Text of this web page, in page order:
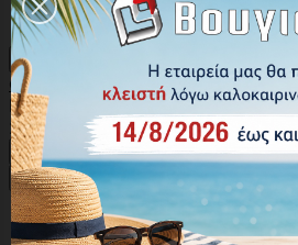

Φακός Galileo Tempest Nebo 350lm
Κωδικός: NEB-LTN-1011-H
25,00 €
   
 Αγορά